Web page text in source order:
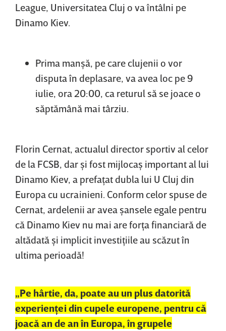
League, Universitatea Cluj o va întâlni pe
Dinamo Kiev.
Prima manşă, pe care clujenii o vor
disputa în deplasare, va avea loc pe 9
iulie, ora 20:00, ca returul să se joace o
săptămână mai târziu.
Florin Cernat, actualul director sportiv al celor
de la FCSB, dar şi fost mijlocaş important al lui
Dinamo Kiev, a prefaţat dubla lui U Cluj din
Europa cu ucrainieni. Conform celor spuse de
Cernat, ardelenii ar avea şansele egale pentru
că Dinamo Kiev nu mai are forţa financiară de
altădată şi implicit investiţiile au scăzut în
ultima perioadă!
„Pe hârtie, da, poate au un plus datorită
experienţei din cupele europene, pentru că
joacă an de an în Europa, în grupele